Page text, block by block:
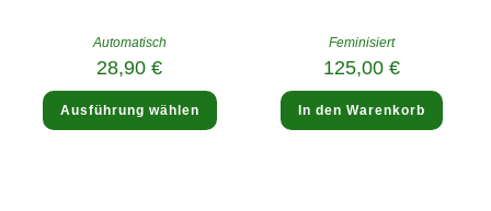
Automatisch
28,90€
Ausführung wählen
Dieses
weist
Feminisiert
125,00 €
In den Warenkorb